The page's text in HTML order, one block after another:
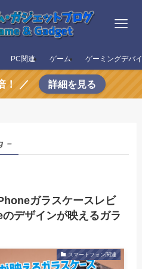
PC関連 ゲーム ゲーミングデバ
！ ／ 詳細を見る
–
ガラスケースレビ
デザインが映えるガラ
スマートフォン関連